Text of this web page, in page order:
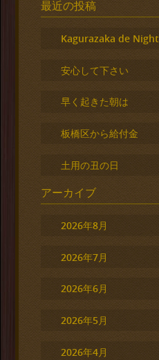
最近の投稿
Kagurazaka de Night
安心して下さい
早く起きた朝は
板橋区から給付金
土用の丑の日
アーカイブ
2026年8月
2026年7月
2026年6月
2026年5月
2026年4月